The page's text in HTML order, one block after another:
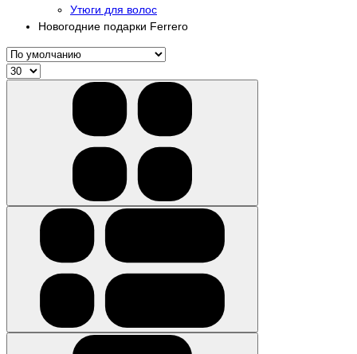
Утюги для волос
Новогодние подарки Ferrero